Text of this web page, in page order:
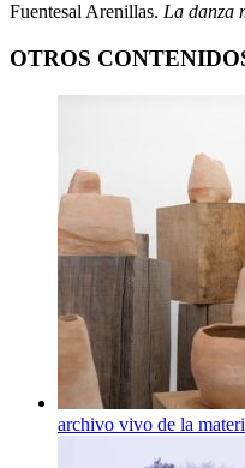
Fuentesal Arenillas. La danza
OTROS
archivo vivo de la